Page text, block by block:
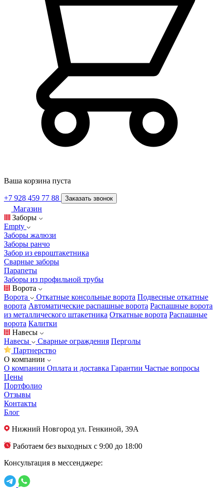
Ваша корзина пуста
+7 928 459 77 88 Заказать звонок
Магазин
Заборы
Empty
Заборы жалюзи
Заборы ранчо
Забор из евроштакетника
Сварные заборы
Парапеты
Заборы из профильной трубы
Ворота
Ворота
Откатные консольные ворота Подвесные откатные
ворота Автоматические распашные ворота Распашные ворота
из металлического штакетника Откатные ворота Распашные
ворота Калитки
Навесы
Навесы
Сварные ограждения Перголы
Партнерство
О компании
О компании Оплата и доставка Гарантии Частые вопросы
Цены
Портфолио
Отзывы
Контакты
Блог
Нижний Новгород ул. Генкиной, 39А
Работаем без выходных с 9:00 до 18:00
Консультация в мессенджере: